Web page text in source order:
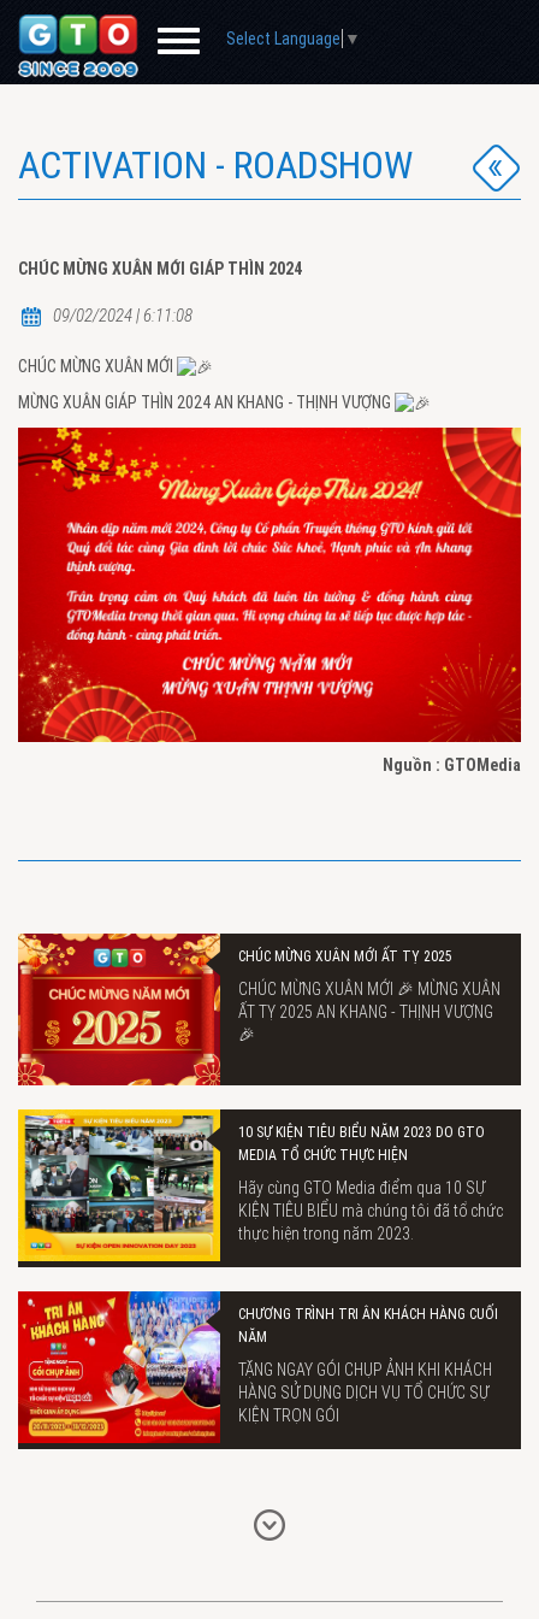
Select Language ▼
ACTIVATION - ROADSHOW
CHÚC MỪNG XUÂN MỚI GIÁP THÌN 2024
09/02/2024 | 6:11:08
CHÚC MỪNG XUÂN MỚI
MỪNG XUÂN GIÁP THÌN 2024 AN KHANG - THỊNH VƯỢNG
Nguồn : GTOMedia
CHÚC MỪNG XUÂN MỚI ẤT TỴ 2025
CHÚC MỪNG XUÂN MỚI 🎉 MỪNG XUÂN
ẤT TỴ 2025 AN KHANG - THỊNH VƯỢNG
🎉
10 SỰ KIỆN TIÊU BIỂU NĂM 2023 DO GTO
MEDIA TỔ CHỨC THỰC HIỆN
Hãy cùng GTO Media điểm qua 10 SỰ
KIỆN TIÊU BIỂU mà chúng tôi đã tổ chức
thực hiện trong năm 2023.
CHƯƠNG TRÌNH TRI ÂN KHÁCH HÀNG CUỐI
NĂM
TẶNG NGAY GÓI CHỤP ẢNH KHI KHÁCH
HÀNG SỬ DỤNG DỊCH VỤ TỔ CHỨC SỰ
KIỆN TRỌN GÓI